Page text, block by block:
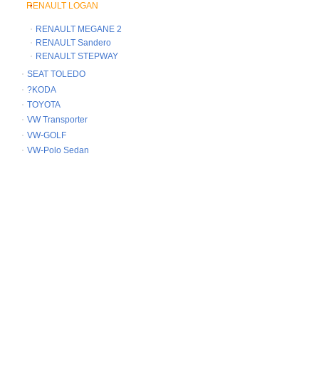
RENAULT LOGAN
RENAULT MEGANE 2
RENAULT Sandero
RENAULT STEPWAY
SEAT TOLEDO
?KODA
TOYOTA
VW Transporter
VW-GOLF
VW-Polo Sedan